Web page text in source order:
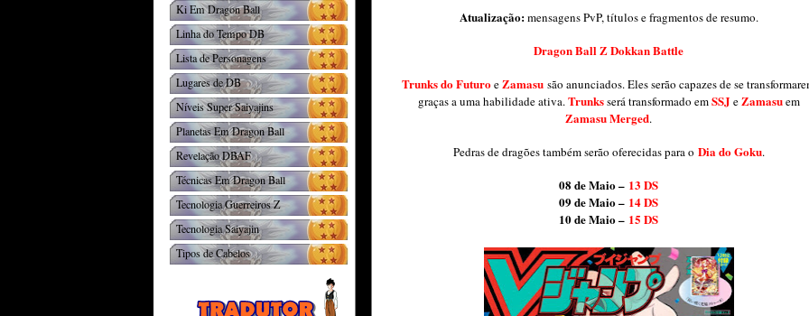
Atualização:mensagens PvP, títulos e fragmentos de resumo.
Dragon Ball Z Dokkan Battle
Trunks do FuturoeZamasu são anunciados. Eles serão capazes de se
graças a uma habilidade ativa. Trunksserá transformado emSSJ eZamasuem
Zamasu Merged.
Pedras de dragões também serão oferecidas para o Dia do Goku.
08 de Maio – 13 DS
09 de Maio – 14 DS
10 de Maio – 15 DS
Ki Em Dragon Ball
Linha do Tempo DB
Lista de Personagens
Lugares de DB
Níveis Super Saiyajins
Planetas Em Dragon Ball
Revelação DBAF
Técnicas Em Dragon Ball
Tecnologia Guerreiros Z
Tecnologia Saiyajin
Tipos de Cabelos